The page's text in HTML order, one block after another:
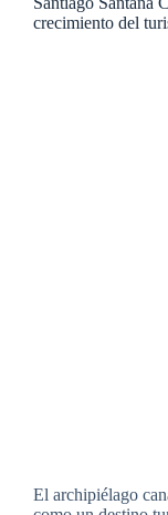
crecimiento del
El archipiélago